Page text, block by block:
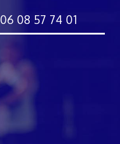
06 08 57 74 01